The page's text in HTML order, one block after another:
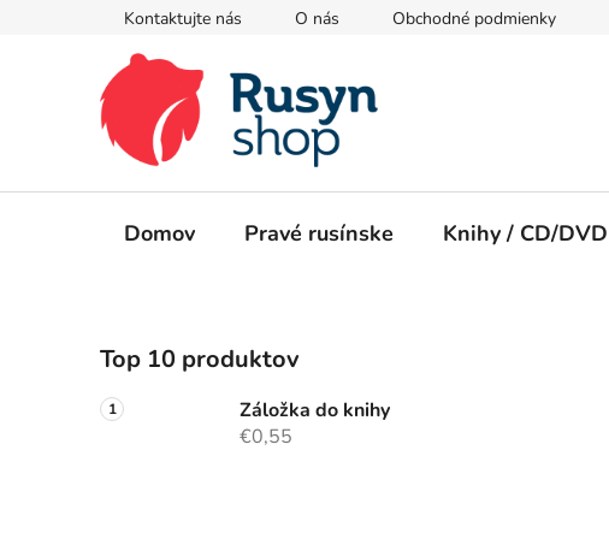
Kontaktujte nás O nás Obchodné podmienky
Domov Pravé rusínske Knihy / CD/DVD
o
č
n
Top 10 produktov
Záložka do knihy
€0,55